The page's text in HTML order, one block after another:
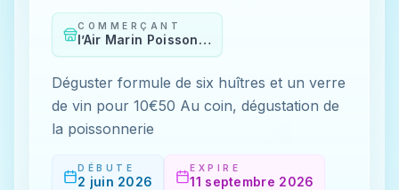
COMMERÇANT
l’Air Marin Poissonnerie Restaurant
Déguster formule de six huîtres et un verre
de vin pour 10€50 Au coin, dégustation de
la poissonnerie ￼
DÉBUTE
2 juin 2026
EXPIRE
11 septembre 2026